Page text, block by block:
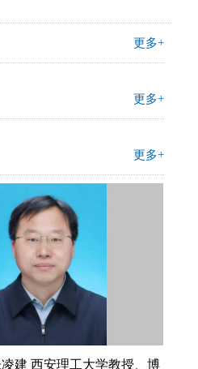
更多+
更多+
更多+
建 西安理工大学教授、博